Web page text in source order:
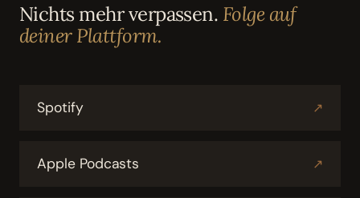
Nichts mehr verpassen. Folge auf
deiner Plattform.
Spotify ↗
Apple Podcasts ↗